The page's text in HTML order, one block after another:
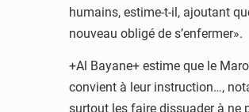
humains, estime-t-il, ajoutant
nouveau obligé de s’enfermer».
+Al Bayane+ estime que le
convient à leur instruction…,
surtout les faire dissuader à ne